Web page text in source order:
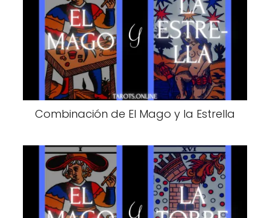
Combinación de El Mago y la Estrella